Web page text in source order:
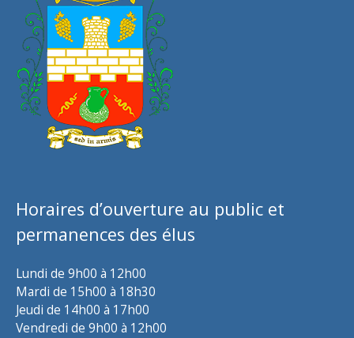
Horaires d’ouverture au public et
permanences des élus
Lundi de 9h00 à 12h00
Mardi de 15h00 à 18h30
Jeudi de 14h00 à 17h00
Vendredi de 9h00 à 12h00